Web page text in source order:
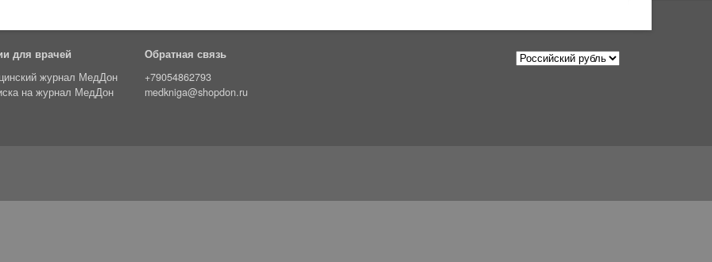
для врачей
журнал МедДон
на журнал МедДон
Обратная связь
+79054862793
medkniga@shopdon.ru